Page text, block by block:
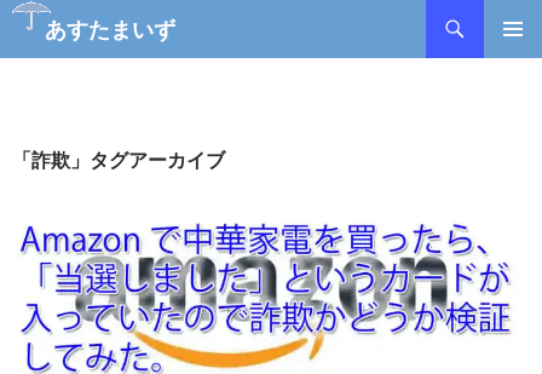
あすたまいず
ツ
キ
ッ
「詐欺」タグアーカイブ